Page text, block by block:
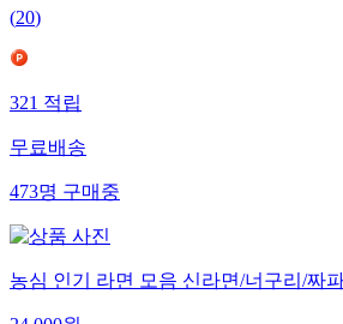
(20)
321적립
무료배송
473명구매중
농심 인기 라면 모음 신라면/너구리/짜